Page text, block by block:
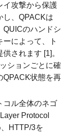
イ攻撃から保護
し、QPACKは
QUICのハンドシ
によって、ト
されます [1]。
ションごとに確
QPACK状態を再
コル全体のネゴ
Protocol
HTTP/3を